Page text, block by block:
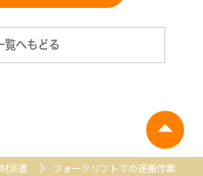
覧へもどる
派遣 フォークリフトでの運搬作業